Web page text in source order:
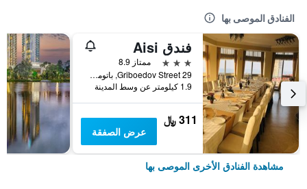
الفنادق الموصى بها
فندق Aisi
3 نجوم
ممتاز 8.9
29 Griboedov Street, باتومي, جورجيا
1.9 كيلومتر عن وسط المدينة
311 ﷼
عرض الصفقة
مشاهدة الفنادق الأخرى الموصى بها